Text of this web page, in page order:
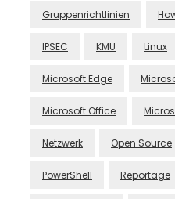
Gruppenrichtlinien
IPSEC KMU Linux
Microsoft Edge
Microsoft Office
Netzwerk Open Source
PowerShell Reportage